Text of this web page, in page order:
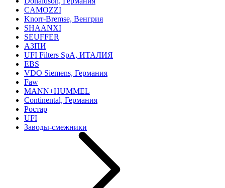
CAMOZZI
Knorr-Bremse, Венгрия
SHAANXI
SEUFFER
АЗПИ
UFI Filters SpA, ИТАЛИЯ
EBS
VDO Siemens, Германия
Faw
MANN+HUMMEL
Continental, Германия
Ростар
UFI
Заводы-смежники